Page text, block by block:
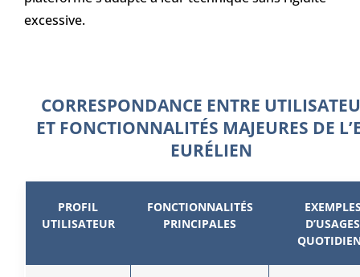
excessive.
CORRESPONDANCE ENTRE
ET FONCTIONNALITÉS MAJEURES DE
EURÉLIEN
PROFIL
UTILISATEUR
FONCTIONNALITÉS
PRINCIPALES
D’USAGES